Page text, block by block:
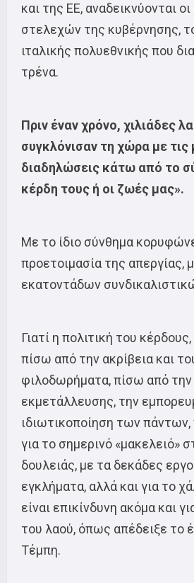
και της ΕΕ, αναδεικνύονται
στελεχών της κυβέρνησης,
ιταλικής πολυεθνικής που
τρένα.
Πριν έναν χρόνο, χιλιάδες
συγκλόνισαν τη χώρα με τις
διαδηλώσεις κάτω από το
κέρδη τους ή οι ζωές μας».
Με το ίδιο σύνθημα
προετοιμασία της απεργίας,
εκατοντάδων
Γιατί η πολιτική του
πίσω από την ακρίβεια και
φιλοδωρήματα, πίσω από
εκμετάλλευσης, την
ιδιωτικοποίηση των πάντων,
για το σημερινό «μακελειό»
δουλειάς, με τα δεκάδες
εγκλήματα, αλλά και για το
είναι επικίνδυνη ακόμα και
του λαού, όπως απέδειξε το
Τέμπη.